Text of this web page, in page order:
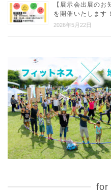
【展示会出展の
を開催いたします
2026年5月22日
for